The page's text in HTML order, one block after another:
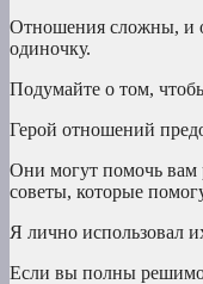
Отношения сложны, и
одиночку.
Подумайте о том,
Герой отношений
Они могут помочь вам
советы, которые
Я лично использовал
Если вы полны